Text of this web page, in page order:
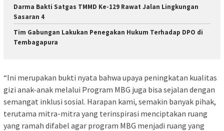
Darma Bakti Satgas TMMD Ke-129 Rawat Jalan Lingkungan
Sasaran 4
Tim Gabungan Lakukan Penegakan Hukum Terhadap DPO di
Tembagapura
“Ini merupakan bukti nyata bahwa upaya peningkatan kualitas
gizi anak-anak melalui Program MBG juga bisa sejalan dengan
semangat inklusi sosial. Harapan kami, semakin banyak pihak,
terutama mitra-mitra yang terinspirasi menciptakan ruang
yang ramah difabel agar program MBG menjadi ruang yang